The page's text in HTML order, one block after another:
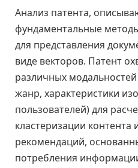
Анализ патента,
фундаментальные
для представления
виде векторов. Патент
различных модальностей
жанр, характеристики
пользователей) для
кластеризации контента
рекомендаций,
потребления